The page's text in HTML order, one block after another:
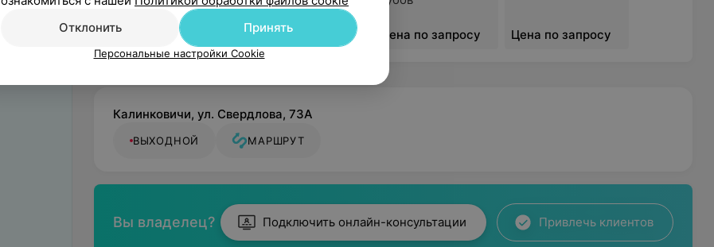
Цена по запросу Цена по запросу Цена по запросу Цена по запросу
Калинковичи, ул. Свердлова, 73А
ВЫХОДНОЙ МАРШРУТ
Вы владелец? Подключить онлайн-консультации Привлечь клиентов
Отклонить
Принять
Персональные настройки Cookie